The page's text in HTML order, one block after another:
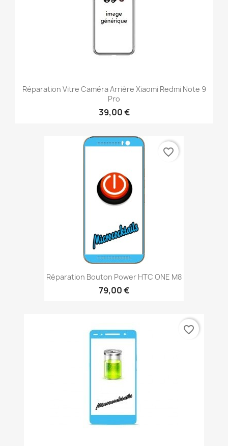
Réparation Vitre Caméra Arrière Xiaomi Redmi Note 9
Pro
39,00 €
Réparation Bouton Power HTC ONE M8
79,00 €
favorite_border
favorite_border